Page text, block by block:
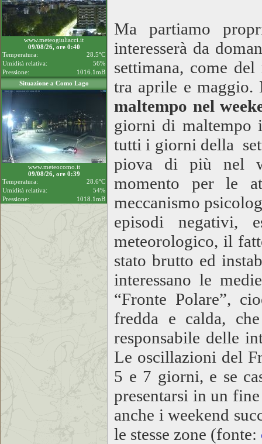
www.meteogiuliacci.it
09/08/26, ore 0:40
Temperatura:
28.5°C
Umidità relativa:
56%
Pressione:
1016.1mB
Situazione a Como Lago
www.meteocomo.it
09/08/26, ore 0:39
Temperatura:
28.6°C
Umidità relativa:
54%
Pressione:
1018.1mB
Ma partiamo
interesserà da
settimana, come
tra aprile e
maltempo nel
giorni di maltempo
tutti i giorni della
piova di più nel
momento per le
meccanismo
episodi negativi,
meteorologico, il
stato brutto ed
interessano le
“Fronte Polare”,
fredda e calda,
responsabile delle
Le oscillazioni del
5 e 7 giorni, e se
presentarsi in un
anche i weekend
le stesse zone (fonte: